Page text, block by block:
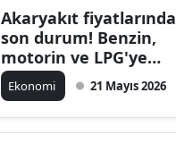
Akaryakıt fiyatlarında
son durum! Benzin,
motorin ve LPG'ye
zam, indirim var mı?
(21 Mayıs 2026)
Ekonomi 21 Mayıs 2026